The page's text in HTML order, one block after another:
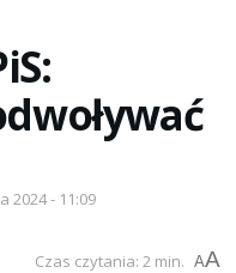
2024 - 11:09
Czas czytania: 2 min. AA